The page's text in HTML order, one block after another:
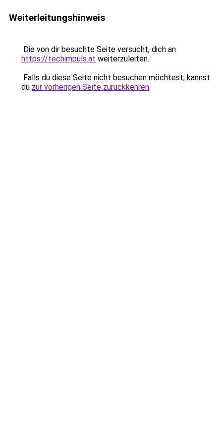
Weiterleitungshinweis
Die von dir besuchte Seite versucht, dich an
https://techimpuls.at weiterzuleiten.
Falls du diese Seite nicht besuchen möchtest, kannst
du zur vorherigen Seite zurückkehren.